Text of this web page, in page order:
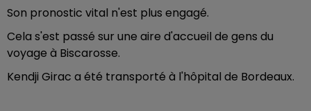
Son pronostic vital n'est plus engagé.
Cela s'est passé sur une aire d'accueil de gens du
voyage à Biscarosse.
Kendji Girac a été transporté à l'hôpital de Bordeaux.